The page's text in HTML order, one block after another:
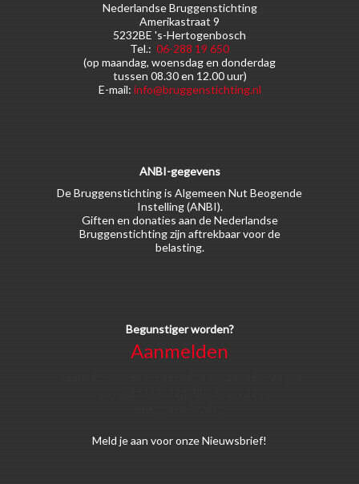
Nederlandse Bruggenstichting
Amerikastraat 9
5232BE 's-Hertogenbosch
Tel.: 06-288 19 650
(op maandag, woensdag en donderdag
tussen 08.30 en 12.00 uur)
E-mail: info@bruggenstichting.nl
ANBI-gegevens
De Bruggenstichting is Algemeen Nut Beogende
Instelling (ANBI).
Giften en donaties aan de Nederlandse
Bruggenstichting zijn aftrekbaar voor de
belasting.
Begunstiger worden?
Aanmelden
Meld je aan voor onze Nieuwsbrief!